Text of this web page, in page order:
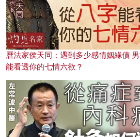
曆法家侯天同：遇到多少感情姻緣債
能看透你的七情六欲？